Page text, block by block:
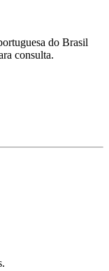
do Brasil
consulta.